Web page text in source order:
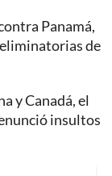
Panamá,
de
y Canadá, el
insultos